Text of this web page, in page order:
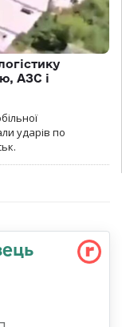
АЗС і
ударів по